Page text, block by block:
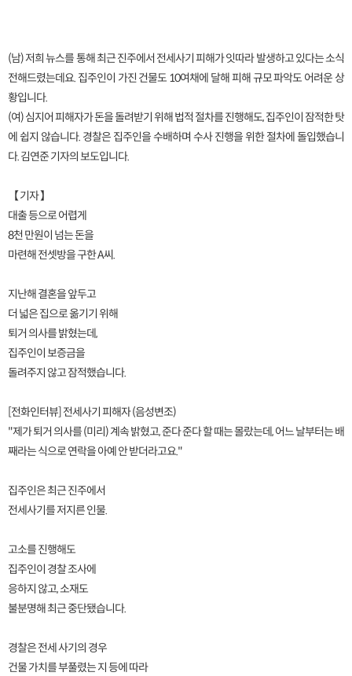
(남) 저희 뉴스를 통해 최근 진주에서 전세사기 피해가 잇따라 발생하고 있다는 소식
전해드렸는데요. 집주인이 가진 건물도 10여채에 달해 피해 규모 파악도 어려운 상
황입니다.
(여) 심지어 피해자가 돈을 돌려받기 위해 법적 절차를 진행해도, 집주인이 잠적한 탓
에 쉽지 않습니다. 경찰은 집주인을 수배하며 수사 진행을 위한 절차에 돌입했습니
다. 김연준 기자의 보도입니다.
【 기자 】
대출 등으로 어렵게
8천 만원이 넘는 돈을
마련해 전셋방을 구한 A씨.
지난해 결혼을 앞두고
더 넓은 집으로 옮기기 위해
퇴거 의사를 밝혔는데,
집주인이 보증금을
돌려주지 않고 잠적했습니다.
[전화인터뷰] 전세사기 피해자 (음성변조)
"제가 퇴거 의사를 (미리) 계속 밝혔고, 준다 준다 할 때는 몰랐는데, 어느 날부터는 배
째라는 식으로 연락을 아예 안 받더라고요."
집주인은 최근 진주에서
전세사기를 저지른 인물.
고소를 진행해도
집주인이 경찰 조사에
응하지 않고, 소재도
불분명해 최근 중단됐습니다.
경찰은 전세 사기의 경우
건물 가치를 부풀렸는 지 등에 따라